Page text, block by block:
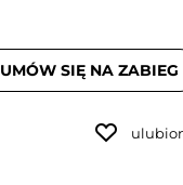
UMÓW SIĘ NA ZABIEG